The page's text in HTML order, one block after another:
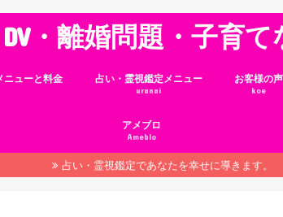
・離婚問題・子育
ニューと料金 占い・霊視鑑定メニュー
uranai
お客様の声
koe
アメブロ
Ameblo
占い・霊視鑑定であなたを幸せに導きます。